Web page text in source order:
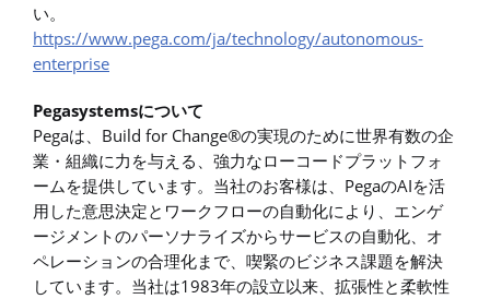
い。
https://www.pega.com/ja/technology/autonomous-
enterprise
Pegasystemsについて
Pegaは、Build for Change®の実現のために世界有数の企
業・組織に力を与える、強力なローコードプラットフォ
ームを提供しています。当社のお客様は、PegaのAIを活
用した意思決定とワークフローの自動化により、エンゲ
ージメントのパーソナライズからサービスの自動化、オ
ペレーションの合理化まで、喫緊のビジネス課題を解決
しています。当社は1983年の設立以来、拡張性と柔軟性